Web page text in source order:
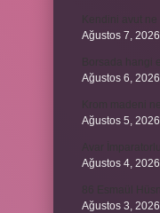
Ağustos 7, 2026
Ağustos 6, 2026
Ağustos 5, 2026
Ağustos 4, 2026
Ağustos 3, 2026